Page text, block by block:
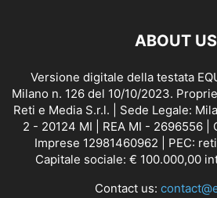
ABOUT US
Versione digitale della testata
Milano n. 126 del 10/10/2023.
Reti e Media S.r.l. | Sede Legale:
2 - 20124 MI | REA MI - 2696556 |
Imprese 12981460962 | PEC:
Capitale sociale: € 100.000,00
Contact us: